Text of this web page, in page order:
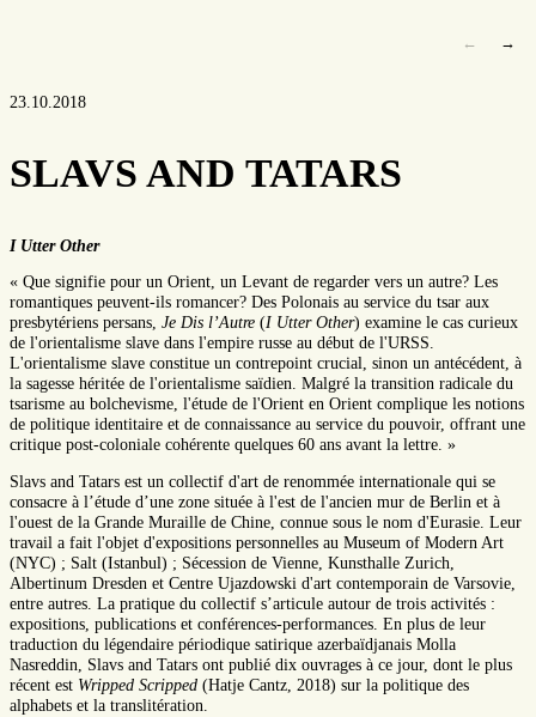
← →
23.10.2018
SLAVS AND TATARS
I Utter Other
« Que signifie pour un Orient, un Levant de regarder vers un autre? Les
romantiques peuvent-ils romancer? Des Polonais au service du tsar aux
presbytériens persans, Je Dis l’Autre (I Utter Other) examine le cas curieux
de l'orientalisme slave dans l'empire russe au début de l'URSS.
L'orientalisme slave constitue un contrepoint crucial, sinon un antécédent, à
la sagesse héritée de l'orientalisme saïdien. Malgré la transition radicale du
tsarisme au bolchevisme, l'étude de l'Orient en Orient complique les notions
de politique identitaire et de connaissance au service du pouvoir, offrant une
critique post-coloniale cohérente quelques 60 ans avant la lettre. »
Slavs and Tatars est un collectif d'art de renommée internationale qui se
consacre à l’étude d’une zone située à l'est de l'ancien mur de Berlin et à
l'ouest de la Grande Muraille de Chine, connue sous le nom d'Eurasie. Leur
travail a fait l'objet d'expositions personnelles au Museum of Modern Art
(NYC) ; Salt (Istanbul) ; Sécession de Vienne, Kunsthalle Zurich,
Albertinum Dresden et Centre Ujazdowski d'art contemporain de Varsovie,
entre autres. La pratique du collectif s’articule autour de trois activités :
expositions, publications et conférences-performances. En plus de leur
traduction du légendaire périodique satirique azerbaïdjanais Molla
Nasreddin, Slavs and Tatars ont publié dix ouvrages à ce jour, dont le plus
récent est Wripped Scripped (Hatje Cantz, 2018) sur la politique des
alphabets et la translitération.